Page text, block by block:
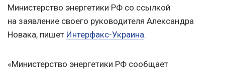
Министерство энергетики РФ со ссылкой
на заявление своего руководителя Александра
Новака, пишет Интерфакс-Украина.
«Министерство энергетики РФ сообщает